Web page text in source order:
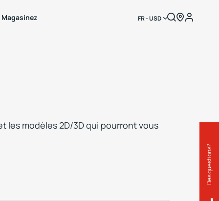
Magasinez FR - USD
les modèles 2D/3D qui pourront vous
Des questions?